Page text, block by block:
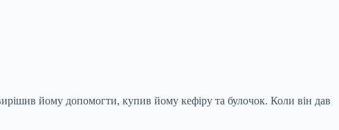
йому допомогти, купив йому кефіру та булочок. Коли він дав